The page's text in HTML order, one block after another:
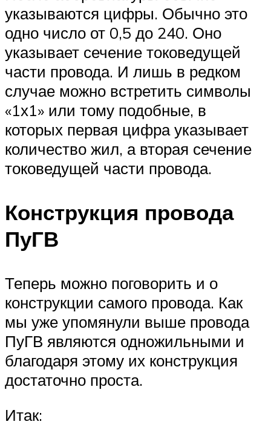
указываются цифры. Обычно это
одно число от 0,5 до 240. Оно
указывает сечение токоведущей
части провода. И лишь в редком
случае можно встретить символы
«1х1» или тому подобные, в
которых первая цифра указывает
количество жил, а вторая сечение
токоведущей части провода.
Конструкция провода
ПуГВ
Теперь можно поговорить и о
конструкции самого провода. Как
мы уже упомянули выше провода
ПуГВ являются одножильными и
благодаря этому их конструкция
достаточно проста.
Итак: